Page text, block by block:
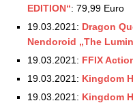
EDITION“: 79,99 Euro
19.03.2021: Dragon
Nendoroid „The
19.03.2021: FFIX
19.03.2021: Kingdom
19.03.2021: Kingdom